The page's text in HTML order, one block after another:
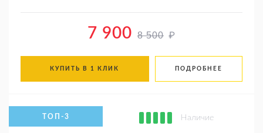
7 900 8 500 ₽
КУПИТЬ В 1 КЛИК ПОДРОБНЕЕ
Наличие